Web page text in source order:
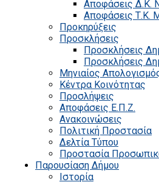
Αποφάσεις Δ.Κ.
Αποφάσεις Τ.Κ.
Προκηρύξεις
Προσκλήσεις
Προσκλήσεις
Προσκλήσεις
Μηνιαίος
Κέντρα Κοινότητας
Προσλήψεις
Αποφάσεις Ε.Π.Ζ.
Ανακοινώσεις
Πολιτική Προστασία
Δελτία Τύπου
Προστασία
Παρουσίαση Δήμου
Ιστορία